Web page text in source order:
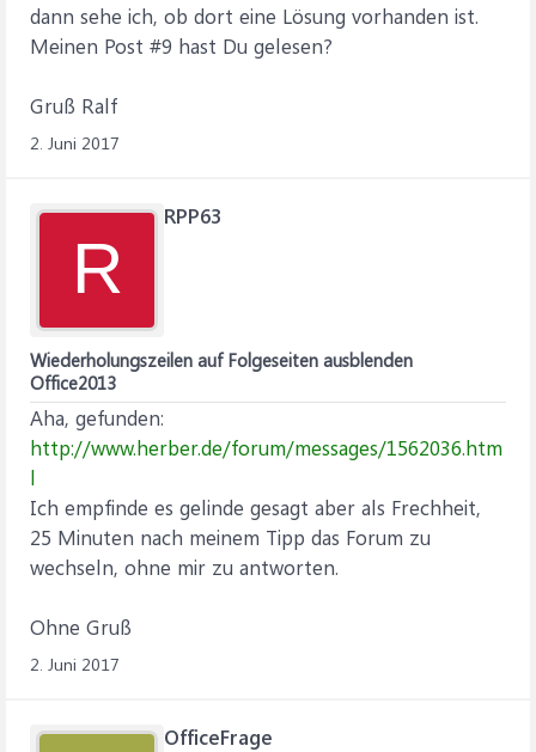
dann sehe ich, ob dort eine Lösung vorhanden ist.
Meinen Post #9 hast Du gelesen?
Gruß Ralf
2. Juni 2017
R
RPP63
Wiederholungszeilen auf Folgeseiten ausblenden
Office2013
Aha, gefunden:
http://www.herber.de/forum/messages/1562036.htm
l
Ich empfinde es gelinde gesagt aber als Frechheit,
25 Minuten nach meinem Tipp das Forum zu
wechseln, ohne mir zu antworten.
Ohne Gruß
2. Juni 2017
OfficeFrage